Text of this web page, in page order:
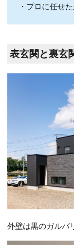
・プロに任せ
表玄関と裏玄
外壁は黒のガルバ